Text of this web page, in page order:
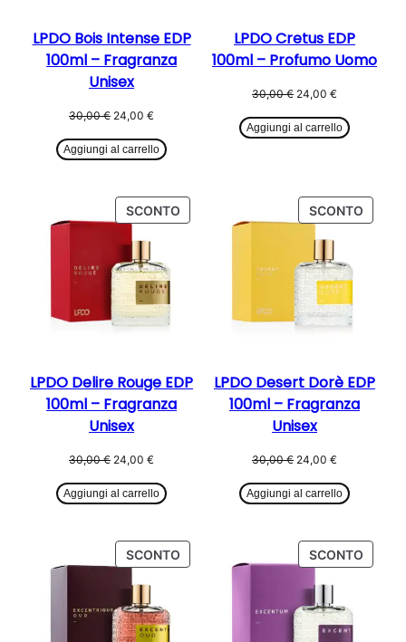
LPDO Bois Intense EDP
100ml – Fragranza
Unisex
30,00€ Il
originale
era:
24,00 €
attuale
è:
Aggiungi al carrello
LPDO Cretus EDP
100ml – Profumo Uomo
30,00€ Il
originale
era:
24,00 €
attuale
è:
Aggiungi al carrello
SCONTOPRODOTTO
IN
LPDO Delire Rouge EDP
100ml – Fragranza
Unisex
30,00€ Il
originale
era:
24,00 €
attuale
è:
Aggiungi al carrello
SCONTO
IN
LPDO Desert Dorè EDP
100ml – Fragranza
Unisex
30,00€ Il
originale
era:
24,00 €
attuale
è:
Aggiungi al carrello
SCONTOPRODOTTO
IN
SCONTO
IN